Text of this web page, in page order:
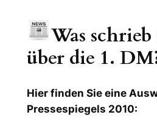
Was schrieb
über die 1.
Hier finden Sie eine
Pressespiegels 2010: